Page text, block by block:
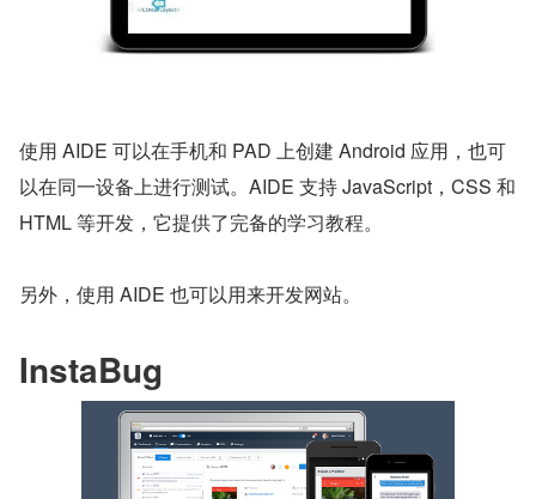
使用 AIDE 可以在手机和 PAD 上创建 Android 应用，也可
以在同一设备上进行测试。AIDE 支持 JavaScript，CSS 和
HTML 等开发，它提供了完备的学习教程。
另外，使用 AIDE 也可以用来开发网站。
InstaBug